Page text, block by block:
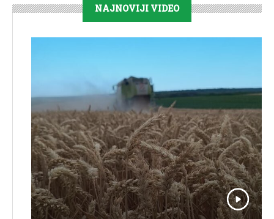
NAJNOVIJI VIDEO